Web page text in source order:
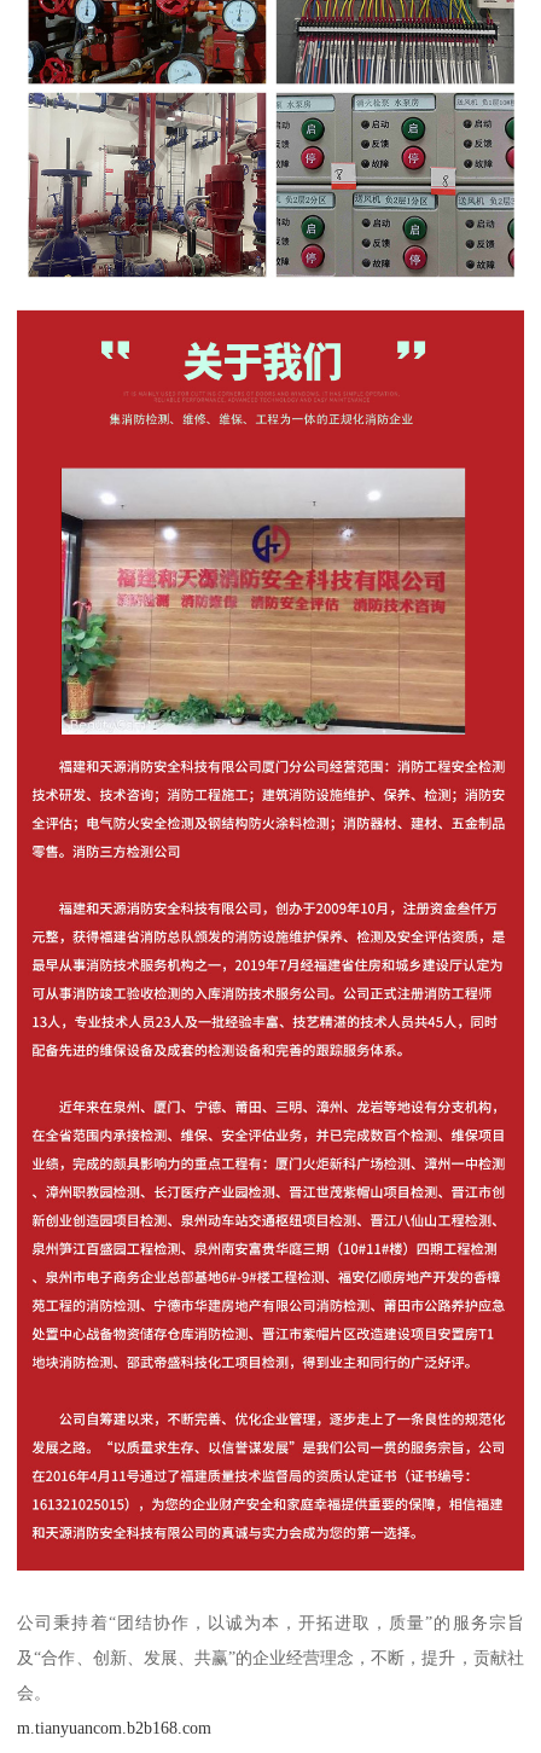
公司秉持着“团结协作，以诚为本，开拓进取，质量”的服务宗旨
及“合作、创新、发展、共赢”的企业经营理念，不断，提升，贡献社
会。
m.tianyuancom.b2b168.com